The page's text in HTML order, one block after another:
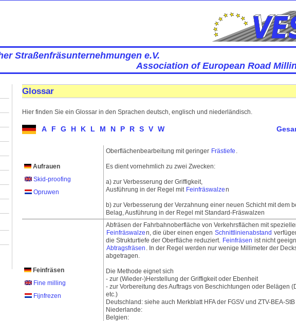
Straßenfräsunternehmungen e.V.
Association of European Road
Glossar
Hier finden Sie ein Glossar in den Sprachen deutsch, englisch und niederländisch.
A F G H K L M N P R S V W
Aufrauen
Skid-proofing
Opruwen
Oberflächenbearbeitung mit geringer Frästiefe .
Es dient vornehmlich zu zwei Zwecken:
a) zur Verbesserung der Griffigkeit,
Ausführung in der Regel mit Feinfräswalzen
b) zur Verbesserung der Verzahnung einer neuen Schicht mit dem
Belag, Ausführung in der Regel mit Standard-Fräswalzen
Feinfräsen
Fine milling
Fijnfrezen
Abfräsen der Fahrbahnoberfläche von Verkehrsflächen mit
Feinfräswalzen, die über einen engen Schnittlinienabstand
die Strukturtiefe der Oberfläche reduziert. Feinfräsen ist nicht
Abtragsfräsen . In der Regel werden nur wenige Millimeter der
abgetragen.
Die Methode eignet sich
- zur (Wieder-)Herstellung der Griffigkeit oder Ebenheit
- zur Vorbereitung des Auftrags von Beschichtungen oder Belägen
etc.)
Deutschland: siehe auch Merkblatt HFA der FGSV und ZTV-BEA-StB
Niederlande:
Belgien: